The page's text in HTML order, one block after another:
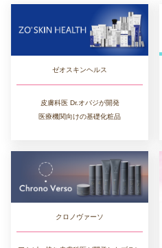
ゼオスキンヘルス
皮膚科医 Dr.オバジが開発
医療機関向けの基礎化粧品
クロノヴァーソ